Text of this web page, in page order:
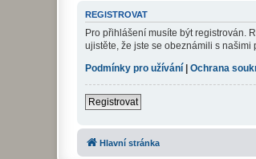
REGISTROVAT
Pro přihlášení musíte být registrován.
ujistěte, že jste se obeznámili s
Podmínky pro užívání
Ochrana
Registrovat
Hlavní stránka